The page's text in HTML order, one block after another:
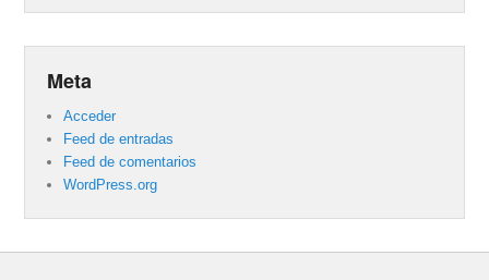
Meta
Acceder
Feed de entradas
Feed de comentarios
WordPress.org